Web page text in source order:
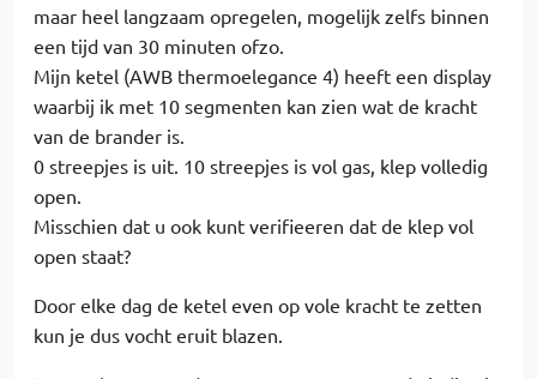
maar heel langzaam opregelen, mogelijk zelfs binnen
een tijd van 30 minuten ofzo.
Mijn ketel (AWB thermoelegance 4) heeft een display
waarbij ik met 10 segmenten kan zien wat de kracht
van de brander is.
0 streepjes is uit. 10 streepjes is vol gas, klep volledig
open.
Misschien dat u ook kunt verifieeren dat de klep vol
open staat?
Door elke dag de ketel even op vole kracht te zetten
kun je dus vocht eruit blazen.